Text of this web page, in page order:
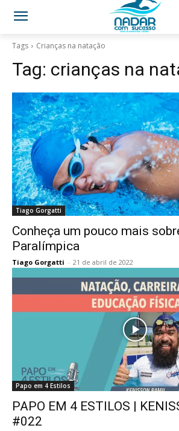
Tags Crianças na natação
Tag: crianças na
Tiago Gorgatti
Conheça um pouco mais
Paralímpica
Tiago Gorgatti - 21 de abril de 2022
Papo em 4 Estilos
PAPO EM 4 ESTILOS |
#022